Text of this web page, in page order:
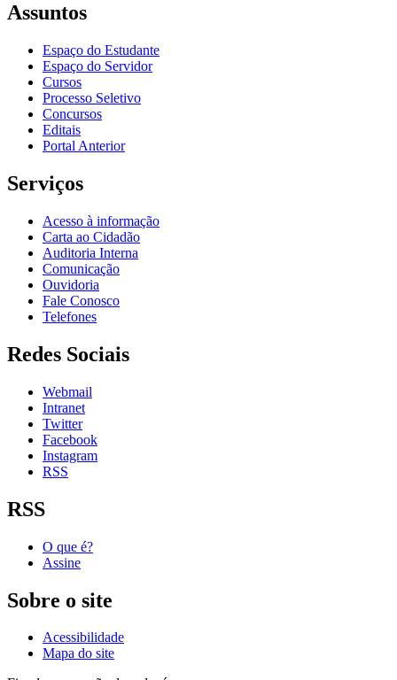
Assuntos
Espaço do Estudante
Espaço do Servidor
Cursos
Processo Seletivo
Concursos
Editais
Portal Anterior
Serviços
Acesso à informação
Carta ao Cidadão
Auditoria Interna
Comunicação
Ouvidoria
Fale Conosco
Telefones
Redes Sociais
Webmail
Intranet
Twitter
Facebook
Instagram
RSS
RSS
O que é?
Assine
Sobre o site
Acessibilidade
Mapa do site